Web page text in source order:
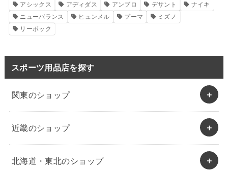
アシックス アディダス アンブロ デサント
ナイキ
ニューバランス
ヒュンメル プーマ
ミズノ
リーボック
スポーツ用品店を探す
関東のショップ
近畿のショップ
北海道・東北のショップ